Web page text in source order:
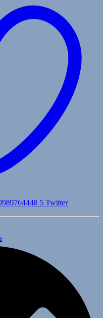
5 Twitter